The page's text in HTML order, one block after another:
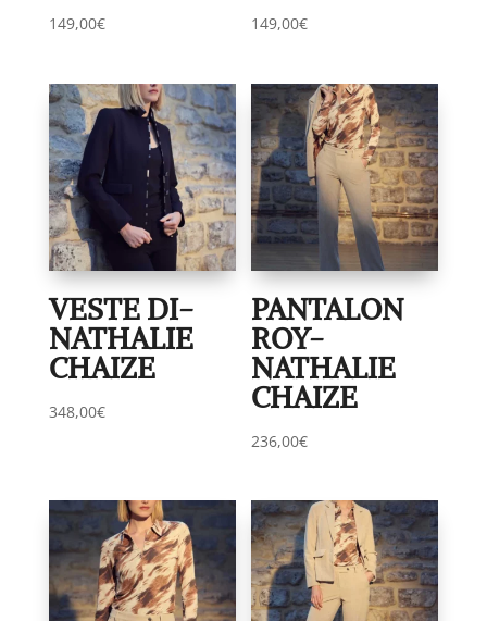
149,00€ 149,00€
VESTE DI-
NATHALIE
CHAIZE
348,00€
PANTALON
ROY-
NATHALIE
CHAIZE
236,00€